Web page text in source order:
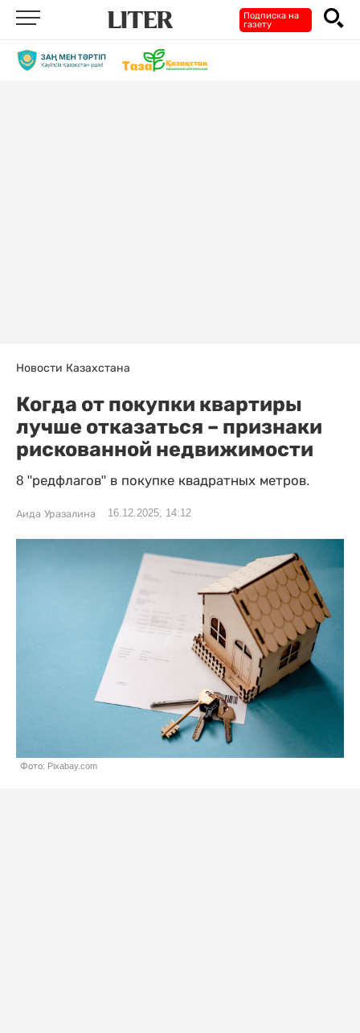
Подписка на
газету
Новости Казахстана
Когда от покупки квартиры
лучше отказаться – признаки
рискованной недвижимости
8 "редфлагов" в покупке квадратных метров.
Аида Уразалина 16.12.2025, 14:12
Фото: Pixabay.com